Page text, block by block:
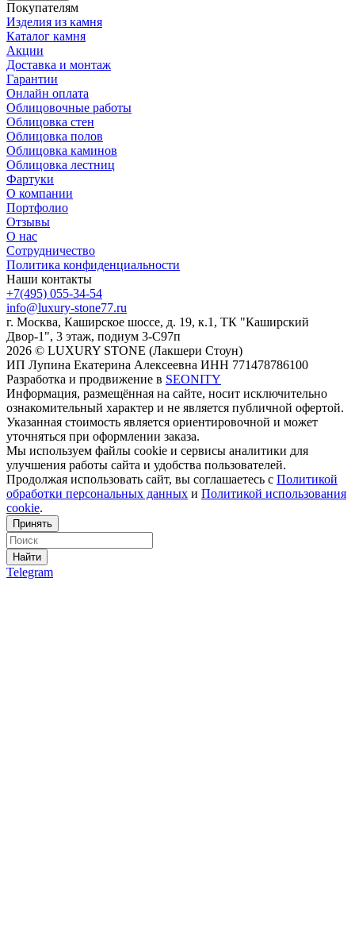
Покупателям
Изделия из камня
Каталог камня
Акции
Доставка и монтаж
Гарантии
Онлайн оплата
Облицовочные работы
Облицовка стен
Облицовка полов
Облицовка каминов
Облицовка лестниц
Фартуки
О компании
Портфолио
Отзывы
О нас
Сотрудничество
Политика конфиденциальности
Наши контакты
+7(495) 055-34-54
info@luxury-stone77.ru
г. Москва, Каширское шоссе, д. 19, к.1, ТК "Каширский
Двор-1", 3 этаж, подиум 3-С97п
2026 © LUXURY STONE (Лакшери Стоун)
ИП Лупина Екатерина Алексеевна ИНН 771478786100
Разработка и продвижение в SEONITY
Информация, размещённая на сайте, носит исключительно
ознакомительный характер и не является публичной офертой.
Указанная стоимость является ориентировочной и может
уточняться при оформлении заказа.
Мы используем файлы cookie и сервисы аналитики для
улучшения работы сайта и удобства пользователей.
Продолжая использовать сайт, вы соглашаетесь с Политикой
обработки персональных данных и Политикой использования
cookie.
Принять
Найти
Telegram